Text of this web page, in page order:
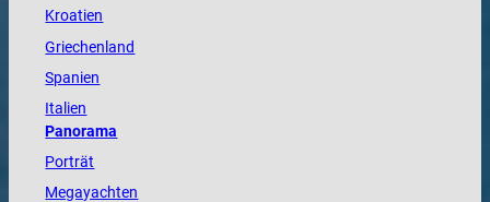
Kroatien
Griechenland
Spanien
Italien
Panorama
Porträt
Megayachten